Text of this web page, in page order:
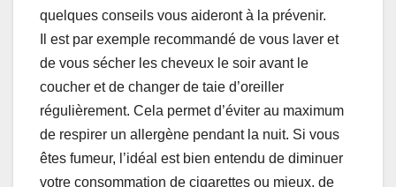
quelques conseils vous aideront à la prévenir.
Il est par exemple recommandé de vous laver et
de vous sécher les cheveux le soir avant le
coucher et de changer de taie d’oreiller
régulièrement. Cela permet d’éviter au maximum
de respirer un allergène pendant la nuit. Si vous
êtes fumeur, l’idéal est bien entendu de diminuer
votre consommation de cigarettes ou mieux, de